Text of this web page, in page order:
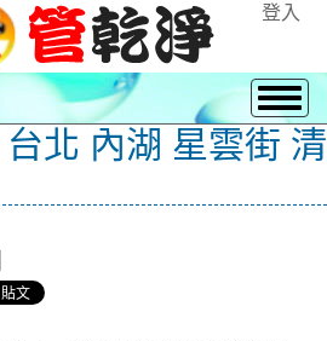
登入
北 內湖 星雲街 清